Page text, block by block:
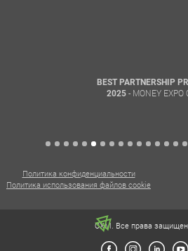
BEST PARTNERSHIP
2025 - MONEY EXPO
Политика конфиденциальности
Политика использования файлов cookie
CXM. Все права